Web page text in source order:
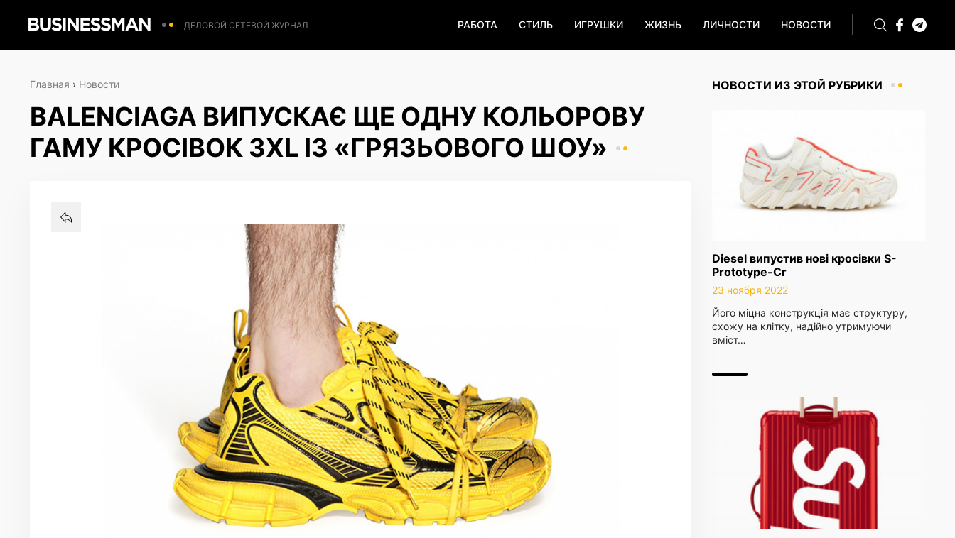
ДЕЛОВОЙ СЕТЕВОЙ ЖУРНАЛ РАБОТА СТИЛЬ ИГРУШКИ ЖИЗНЬ ЛИЧНОСТИ НОВОСТИ
НОВОСТИ ИЗ ЭТОЙ РУБРИКИ
Diesel випустив нові кросівки S-
Prototype-Cr
23 ноября 2022
Його міцна конструкція має структуру,
схожу на клітку, надійно утримуючи
вміст…
Главная › Новости
BALENCIAGA ВИПУСКАЄ ЩЕ ОДНУ КОЛЬОРОВУ
ГАМУ КРОСІВОК 3XL ІЗ «ГРЯЗЬОВОГО ШОУ»